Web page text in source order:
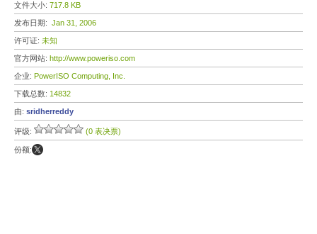
文件大小: 717.8 KB
发布日期: Jan 31, 2006
许可证: 未知
官方网站: http://www.poweriso.com
企业: PowerISO Computing, Inc.
下载总数: 14832
由: sridherreddy
评级: (0 表决票)
份额: